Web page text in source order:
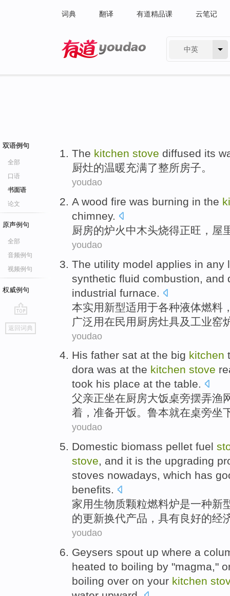
词典 翻译 有道精品课 云笔记
中英
双语例句
全部
口语
书面语
论文
原声例句
全部
音频例句
视频例句
权威例句
go
top
返回词典
The kitchen stove diffused its
厨灶的温暖充满了整所房子。
youdao
A wood fire was burning in the
chimney.
厨房的炉火中木头烧得正旺，屋
youdao
The utility model applies in any
synthetic fluid combustion , and
industrial furnace
本实用新型适用于各种液体燃料
广泛用在民用 厨房灶具及工业窑
youdao
His father sat at the big kitchen
dora was at the kitchen stove
took his place at the table.
父亲正坐在厨房大饭桌旁摆弄渔
着， 准备开饭。 鲁本就在桌旁坐
youdao
Domestic biomass pellet fuel
stove, and it is the upgrading
stoves nowadays, which has
benefits.
家用生物质颗粒燃料炉是一种新
的更新换代产品 ， 具有良好的经
youdao
Geysers spout up where a
heated to boiling by "magma,"
boiling over on your kitchen